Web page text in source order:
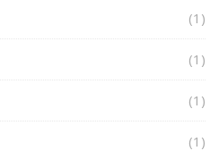
(1)
(1)
(1)
(1)